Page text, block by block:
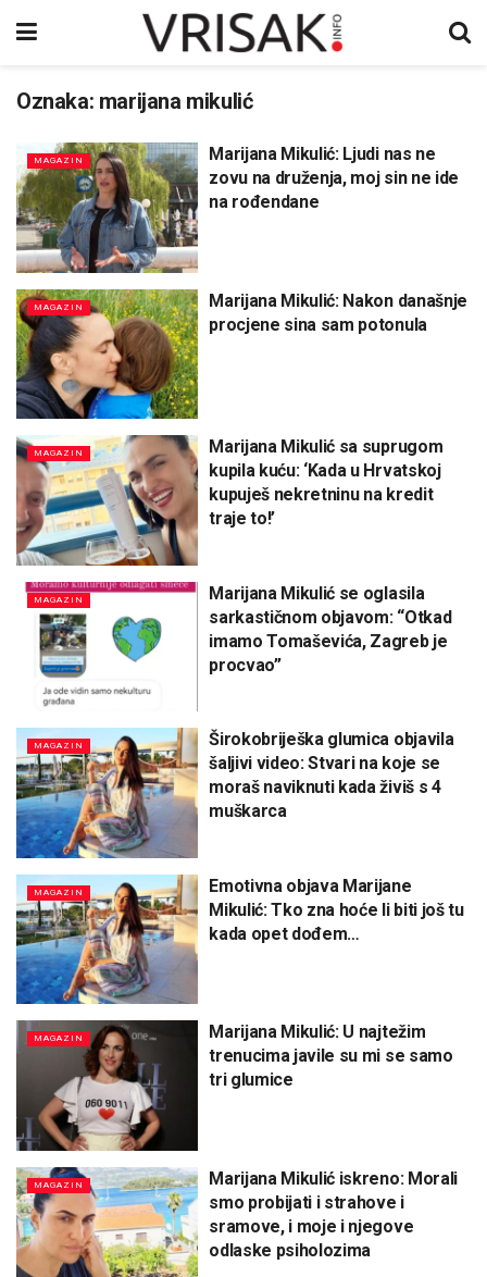
Oznaka: marijana mikulić
MAGAZIN
Marijana Mikulić: Ljudi nas ne
zovu na druženja, moj sin ne ide
na rođendane
MAGAZIN
Marijana Mikulić: Nakon današnje
procjene sina sam potonula
MAGAZIN
Marijana Mikulić sa suprugom
kupila kuću: ‘Kada u Hrvatskoj
kupuješ nekretninu na kredit
traje to!’
MAGAZIN
Marijana Mikulić se oglasila
sarkastičnom objavom: “Otkad
imamo Tomaševića, Zagreb je
procvao”
MAGAZIN
Širokobriješka glumica objavila
šaljivi video: Stvari na koje se
moraš naviknuti kada živiš s 4
muškarca
MAGAZIN
Emotivna objava Marijane
Mikulić: Tko zna hoće li biti još tu
kada opet dođem…
MAGAZIN
Marijana Mikulić: U najtežim
trenucima javile su mi se samo
tri glumice
MAGAZIN
Marijana Mikulić iskreno: Morali
smo probijati i strahove i
sramove, i moje i njegove
odlaske psiholozima